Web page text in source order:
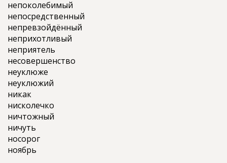
непоколебимый
непосредственный
непревзойдённый
неприхотливый
неприятель
несовершенство
неуклюже
неуклюжий
никак
нисколечко
ничтожный
ничуть
носорог
ноябрь